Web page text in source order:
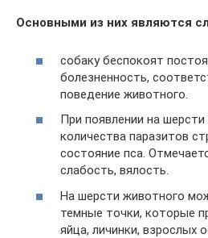
Основными из них являются
собаку беспокоят
болезненность,
поведение животного.
При появлении на
количества паразитов
состояние пса.
слабость, вялость.
На шерсти животного
темные точки, которые
яйца, личинки, взрослых